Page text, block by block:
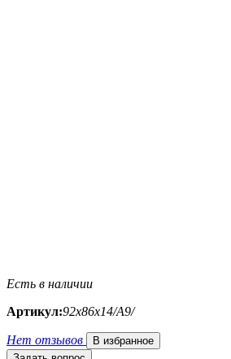
Есть в наличии
Артикул:92х86х14/A9/
Нет отзывов
В избранное